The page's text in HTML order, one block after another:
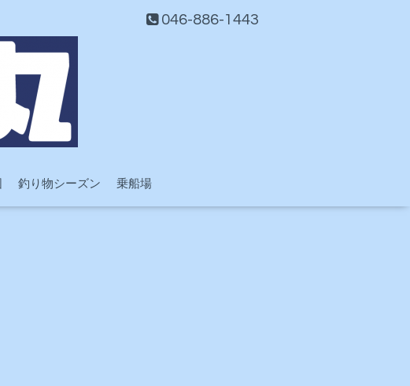
046-886-1443
釣り物シーズン 乗船場